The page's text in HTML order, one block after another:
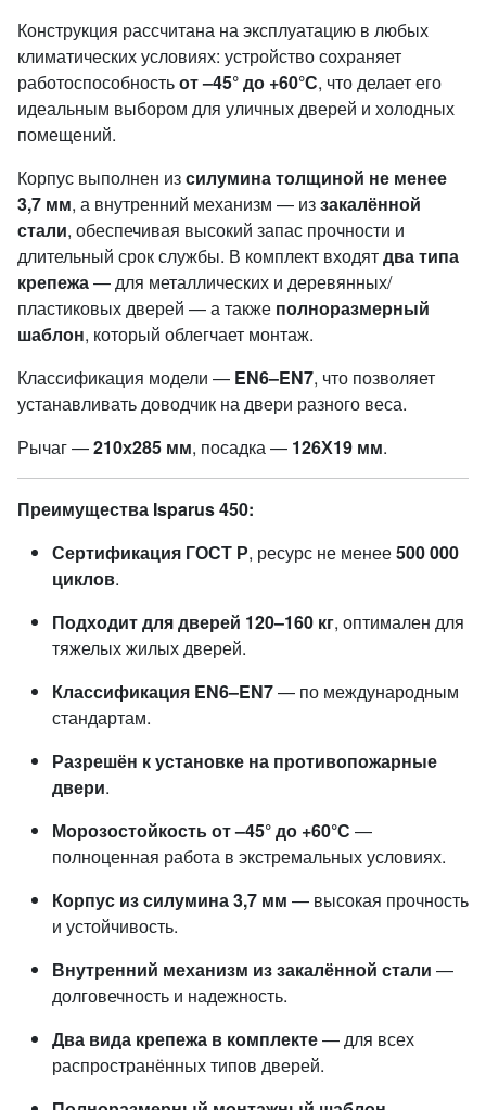
Конструкция рассчитана на эксплуатацию в любых
климатических условиях: устройство сохраняет
работоспособностьот –45° до +60°С, что делает его
идеальным выбором для уличных дверей и холодных
помещений.
Корпус выполнен изсилумина толщиной не менее
3,7 мм, а внутренний механизм — иззакалённой
стали, обеспечивая высокий запас прочности и
длительный срок службы. В комплект входятдва типа
крепежа— для металлических и деревянных/
пластиковых дверей — а также полноразмерный
шаблон, который облегчает монтаж.
Классификация модели — EN6–EN7, что позволяет
устанавливать доводчик на двери разного веса.
Рычаг —210х285 мм, посадка — 126Х19 мм.
Преимущества Isparus 450:
Сертификация ГОСТ Р, ресурс не менее500 000
циклов.
Подходит для дверей 120–160 кг, оптимален для
тяжелых жилых дверей.
Классификация EN6–EN7— по международным
стандартам.
Разрешён к установке на противопожарные
двери.
Морозостойкость от –45° до +60°С —
полноценная работа в экстремальных условиях.
Корпус из силумина 3,7 мм — высокая прочность
и устойчивость.
Внутренний механизм из закалённой стали —
долговечность и надежность.
Два вида крепежа в комплекте— для всех
распространённых типов дверей.